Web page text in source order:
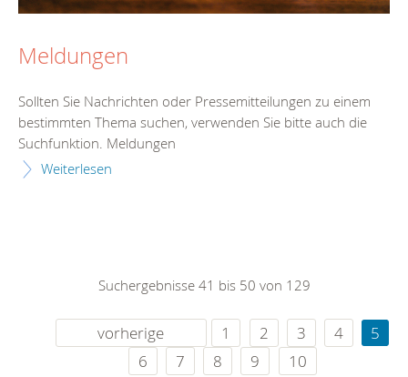
Meldungen
Sollten Sie Nachrichten oder Pressemitteilungen zu einem
bestimmten Thema suchen, verwenden Sie bitte auch die
Suchfunktion. Meldungen
Weiterlesen
Suchergebnisse 41 bis 50 von 129
vorherige 1 2 3 4
5
6
7 8 9
10